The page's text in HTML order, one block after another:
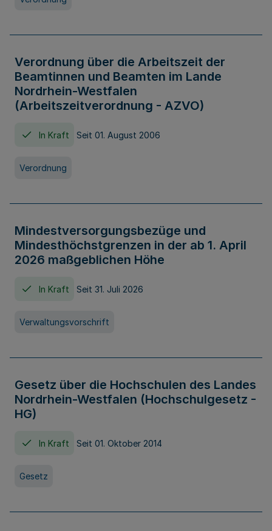
Verordnung über die Arbeitszeit der
Beamtinnen und Beamten im Lande
Nordrhein-Westfalen
(Arbeitszeitverordnung - AZVO)
In Kraft Seit 01. August 2006
Verordnung
Mindestversorgungsbezüge und
Mindesthöchstgrenzen in der ab 1. April
2026 maßgeblichen Höhe
In Kraft Seit 31. Juli 2026
Verwaltungsvorschrift
Gesetz über die Hochschulen des Landes
Nordrhein-Westfalen (Hochschulgesetz -
HG)
In Kraft Seit 01. Oktober 2014
Gesetz